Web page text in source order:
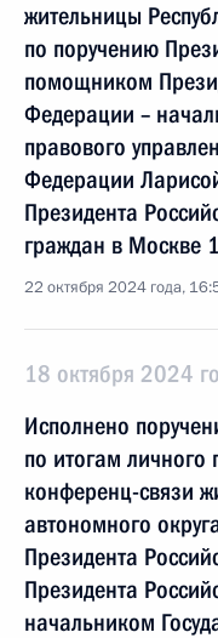
жительницы
по поручению
помощником
Федерации –
правового
Федерации
Президента
граждан в Москве
22 октября 2024 года,
18 октября 2024
Исполнено
по итогам
конференц-связи
автономного
Президента
Президента
начальником